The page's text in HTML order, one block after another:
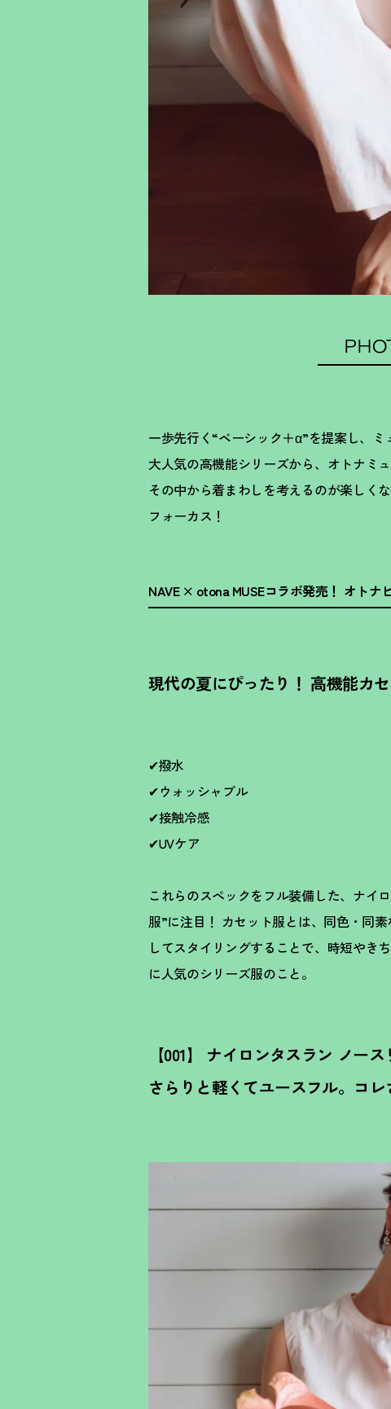
一歩先行く“ベーシック＋α”を提案し、ミ
大人気の高機能シリーズから、オトナミ
その中から着まわしを考えるのが楽しく
フォーカス ！
NAVE × otona MUSEコラボ発売！ オトナ
現代の夏にぴったり ！ 高機能カ
✔︎撥水
✔︎ウォッシャブル
✔︎接触冷感
✔︎UVケア
これらのスペックをフル装備した、ナイ
服”に注目 ！ カセット服とは、同色・同
してスタイリングすることで、時短やき
に人気のシリーズ服のこと。
【001】 ナイロンタスラン ノー
さらりと軽くてユースフル。コ